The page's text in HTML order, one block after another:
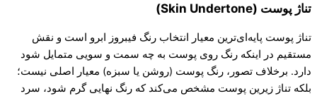
تناژ پوست (Skin Undertone)
تناژ پوست پایه‌ای‌ترین معیار انتخاب رنگ فیبروز ابرو است و نقش
مستقیم در اینکه رنگ روی پوست به چه سمت و سویی متمایل شود
دارد. برخلاف تصور، رنگ پوست (روشن یا سبزه) معیار اصلی نیست؛
بلکه تناژ زیرین پوست مشخص می‌کند که رنگ نهایی گرم شود، سرد